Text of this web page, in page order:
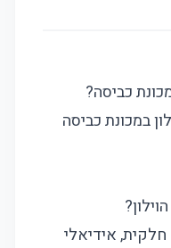
כביסה?
במכונת כביסה
אידיאלי